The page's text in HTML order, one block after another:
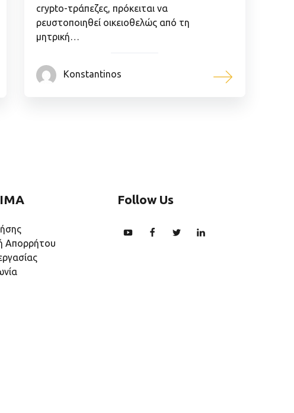
crypto-τράπεζες, πρόκειται να
ρευστοποιηθεί οικειοθελώς από τη
μητρική…
Konstantinos
Απορρήτου
Follow Us